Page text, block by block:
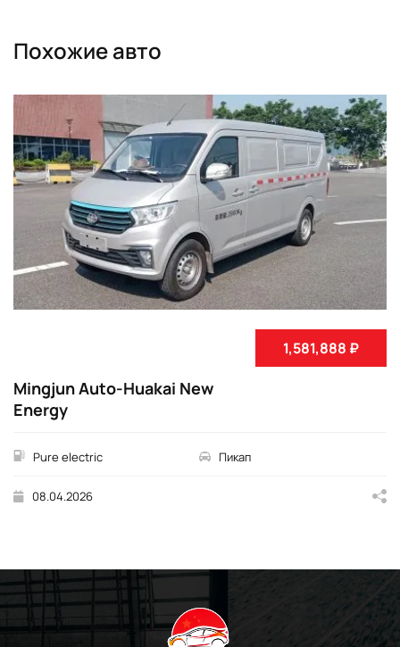
Похожие авто
1,581,888 ₽
Mingjun Auto-Huakai New
Energy
Pure electric Пикап
08.04.2026